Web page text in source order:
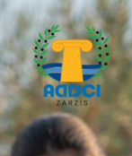
Aller
au
contenu